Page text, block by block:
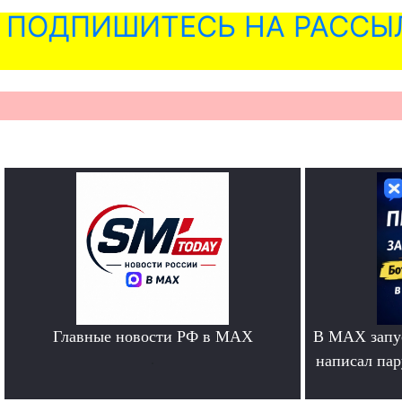
ПОДПИШИТЕСЬ НА
Главные новости РФ в MAX
В MAX
написал